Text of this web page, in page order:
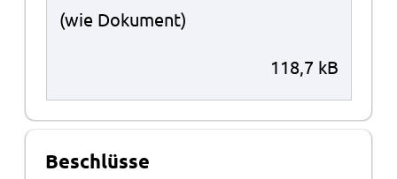
(wie Dokument)
118,7 kB
Beschlüsse